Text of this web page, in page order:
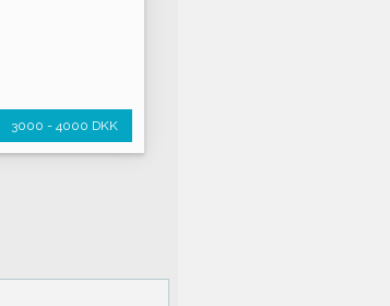
3000 - 4000 DKK